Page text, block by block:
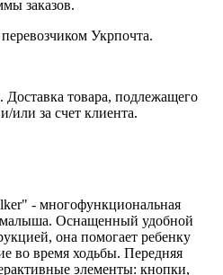
заказов.
Укрпочта.
товара, подлежащего
или за счет клиента.
- многофункциональная
Оснащенный удобной
она помогает ребенку
во время ходьбы. Передняя
элементы: кнопки,